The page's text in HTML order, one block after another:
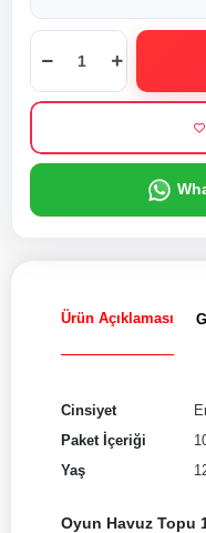
Ürün Açıklaması
Cinsiyet
Paket İçeriği
Yaş
Oyun Havuz Topu